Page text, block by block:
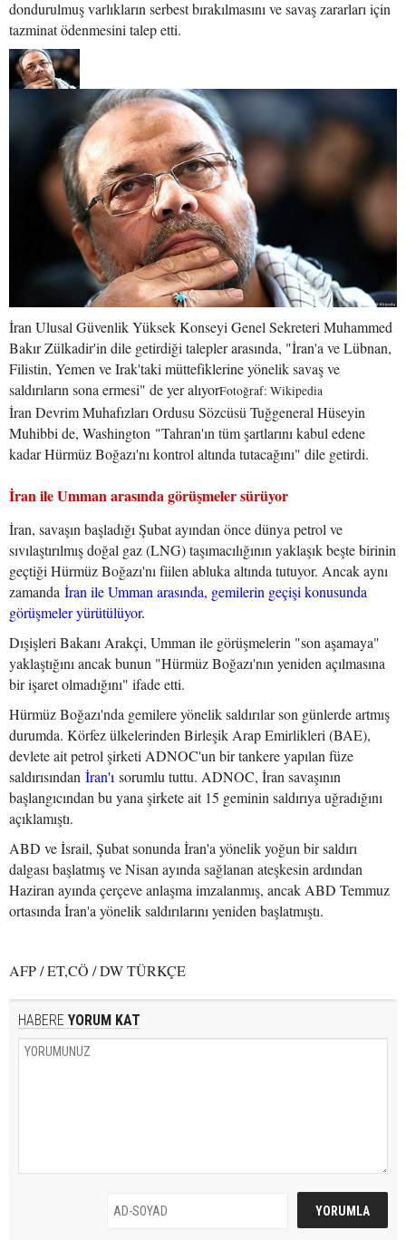
dondurulmuş varlıkların serbest bırakılmasını ve savaş zararları için
tazminat ödenmesini talep etti.
İran Ulusal Güvenlik Yüksek Konseyi Genel Sekreteri Muhammed
Bakır Zülkadir'in dile getirdiği talepler arasında, "İran'a ve Lübnan,
Filistin, Yemen ve Irak'taki müttefiklerine yönelik savaş ve
saldırıların sona ermesi" de yer alıyorFotoğraf: Wikipedia
İran Devrim Muhafızları Ordusu Sözcüsü Tuğgeneral Hüseyin
Muhibbi de, Washington "Tahran'ın tüm şartlarını kabul edene
kadar Hürmüz Boğazı'nı kontrol altında tutacağını" dile getirdi.
İran ile Umman arasında görüşmeler sürüyor
İran, savaşın başladığı Şubat ayından önce dünya petrol ve
sıvılaştırılmış doğal gaz (LNG) taşımacılığının yaklaşık beşte birinin
geçtiği Hürmüz Boğazı'nı fiilen abluka altında tutuyor. Ancak aynı
zamanda İran ile Umman arasında, gemilerin geçişi konusunda
görüşmeler yürütülüyor.
Dışişleri Bakanı Arakçi, Umman ile görüşmelerin "son aşamaya"
yaklaştığını ancak bunun "Hürmüz Boğazı'nın yeniden açılmasına
bir işaret olmadığını" ifade etti.
Hürmüz Boğazı'nda gemilere yönelik saldırılar son günlerde artmış
durumda. Körfez ülkelerinden Birleşik Arap Emirlikleri (BAE),
devlete ait petrol şirketi ADNOC'un bir tankere yapılan füze
saldırısından İran'ı sorumlu tuttu. ADNOC, İran savaşının
başlangıcından bu yana şirkete ait 15 geminin saldırıya uğradığını
açıklamıştı.
ABD ve İsrail, Şubat sonunda İran'a yönelik yoğun bir saldırı
dalgası başlatmış ve Nisan ayında sağlanan ateşkesin ardından
Haziran ayında çerçeve anlaşma imzalanmış, ancak ABD Temmuz
ortasında İran'a yönelik saldırılarını yeniden başlatmıştı.
AFP / ET,CÖ / DW TÜRKÇE
HABERE YORUM KAT